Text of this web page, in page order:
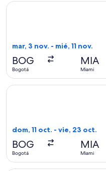
mar, 3 nov. - mié, 11 nov.
BOG
Bogotá
MIA
Miami
Seleccionar vuelo de
dom, 11 oct. - vie, 23 oct.
BOG
Bogotá
MIA
Miami
Seleccionar vuelo de